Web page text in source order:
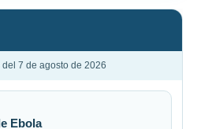
7 de agosto de 2026
Ebola